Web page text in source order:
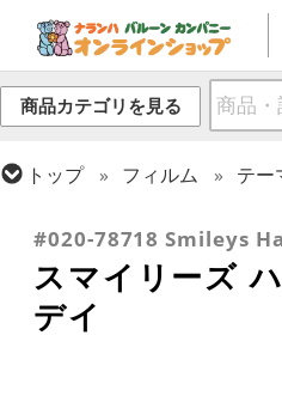
商品カテゴリを見る
トップ フィルム テー
#020-78718 Smileys
スマイリーズ
デイ